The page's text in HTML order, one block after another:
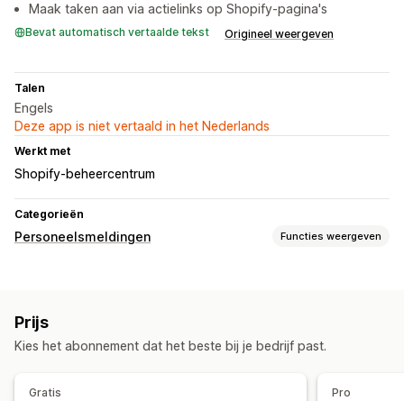
Maak taken aan via actielinks op Shopify-pagina's
Bevat automatisch vertaalde tekst Origineel weergeven
Talen
Engels
Deze app is niet vertaald in het Nederlands
Werkt met
Shopify-beheercentrum
Categorieën
Personeelsmeldingen Functies weergeven
Aanpassing
Prijs
Kies het abonnement dat het beste bij je bedrijf past.
Gratis Pro